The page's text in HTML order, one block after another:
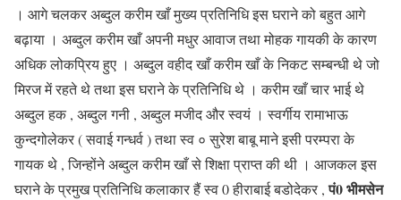
। आगे चलकर अब्दुल करीम खाँ मुख्य प्रतिनिधि इस घराने को बहुत आगे
बढ़ाया । अब्दुल करीम खाँ अपनी मधुर आवाज तथा मोहक गायकी के कारण
अधिक लोकप्रिय हुए । अब्दुल वहीद खाँ करीम खाँ के निकट सम्बन्धी थे जो
मिरज में रहते थे तथा इस घराने के प्रतिनिधि थे । करीम खाँ चार भाई थे
अब्दुल हक , अब्दुल गनी , अब्दुल मजीद और स्वयं । स्वर्गीय रामाभाऊ
कुन्दगोलेकर ( सवाई गन्धर्व ) तथा स्व ० सुरेश बाबू माने इसी परम्परा के
गायक थे , जिन्होंने अब्दुल करीम खाँ से शिक्षा प्राप्त की थी । आजकल इस
घराने के प्रमुख प्रतिनिधि कलाकार हैं स्व 0 हीराबाई बडोदेकर ,पं0 भीमसेन